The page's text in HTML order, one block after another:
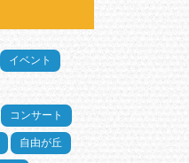
イベント
コンサート
自由が丘